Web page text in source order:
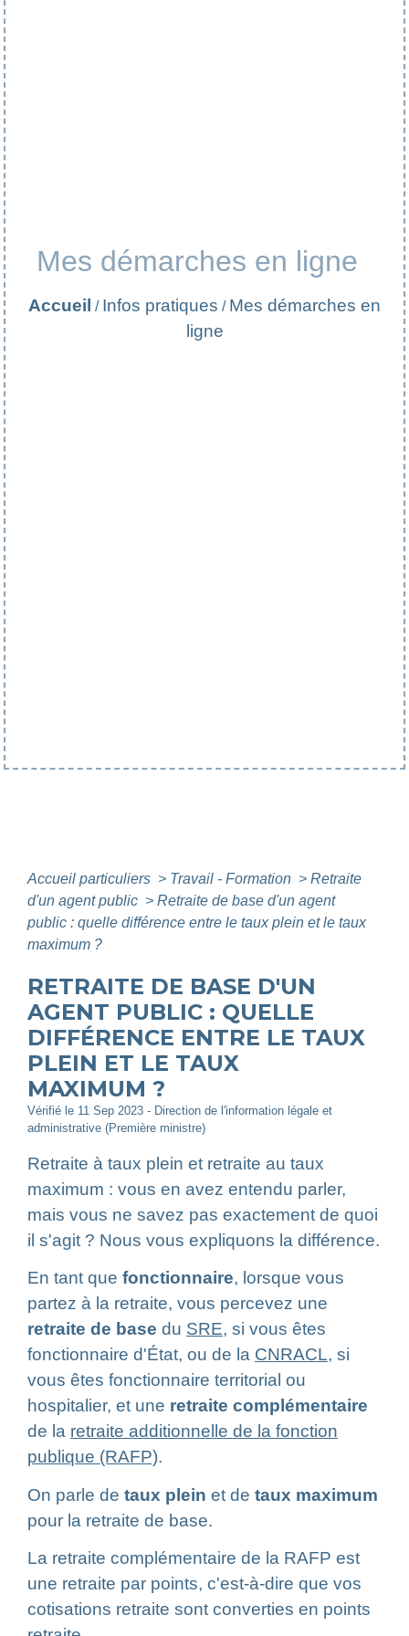
Mes démarches en ligne
Accueil / Infos pratiques / Mes démarches en
ligne
Accueil particuliers > Travail - Formation > Retraite
d'un agent public > Retraite de base d'un agent
public : quelle différence entre le taux plein et le taux
maximum ?
RETRAITE DE BASE D'UN
AGENT PUBLIC : QUELLE
DIFFÉRENCE ENTRE LE TAUX
PLEIN ET LE TAUX
MAXIMUM ?
Vérifié le 11 Sep 2023 - Direction de l'information légale et
administrative (Première ministre)
Retraite à taux plein et retraite au taux
maximum : vous en avez entendu parler,
mais vous ne savez pas exactement de quoi
il s'agit ? Nous vous expliquons la différence.
En tant que fonctionnaire, lorsque vous
partez à la retraite, vous percevez une
retraite de base du SRE, si vous êtes
fonctionnaire d'État, ou de la CNRACL, si
vous êtes fonctionnaire territorial ou
hospitalier, et une retraite complémentaire
de la retraite additionnelle de la fonction
publique (RAFP).
On parle de taux plein et de taux maximum
pour la retraite de base.
La retraite complémentaire de la RAFP est
une retraite par points, c'est-à-dire que vos
cotisations retraite sont converties en points